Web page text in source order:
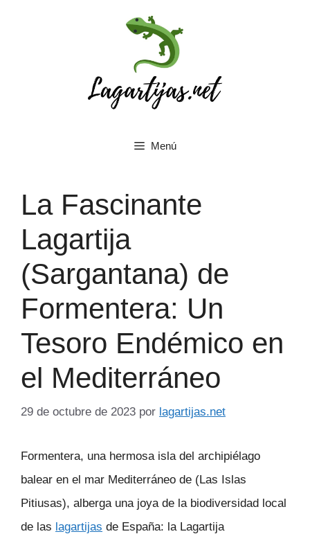
Menú
La Fascinante
Lagartija
(Sargantana) de
Formentera: Un
Tesoro Endémico en
el Mediterráneo
29 de octubre de 2023 por lagartijas.net
Formentera, una hermosa isla del archipiélago
balear en el mar Mediterráneo de (Las Islas
Pitiusas), alberga una joya de la biodiversidad local
de las lagartijas de España: la Lagartija